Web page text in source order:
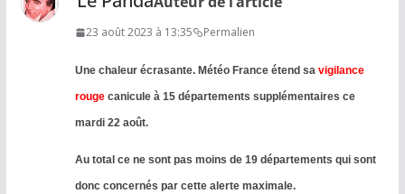
23 août 2023 à 13:35 Permalien
Une chaleur écrasante. Météo France étend sa vigilance
rouge canicule à 15 départements supplémentaires ce
mardi 22 août.
Au total ce ne sont pas moins de 19 départements qui sont
donc concernés par cette alerte maximale.